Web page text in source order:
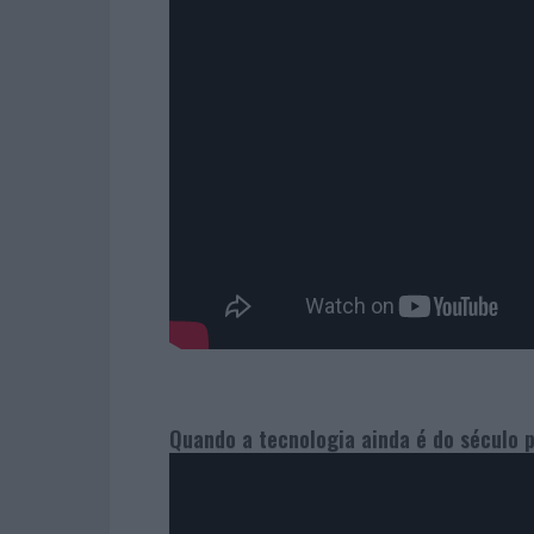
Quando a tecnologia ainda é do século